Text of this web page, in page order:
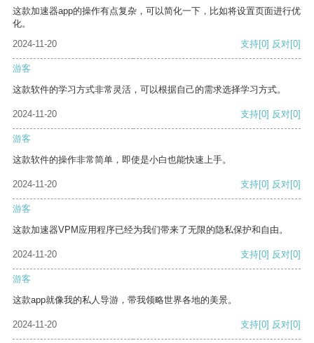
这款加速器app的操作有点复杂，可以简化一下，比如将设置页面进行优
化。
2024-11-20
支持[0] 反对[0]
游客
这款软件的学习方式非常灵活，可以根据自己的需求选择学习方式。
2024-11-20 支持[0] 反对[0]
游客
这款软件的操作非常简单，即使是小白也能快速上手。
2024-11-20 支持[0] 反对[0]
游客
这款加速器VPM应用程序已经为我们带来了无限的隐私保护和自由。
2024-11-20 支持[0] 反对[0]
游客
这款app就像我的私人导游，带我领略世界各地的美景。
2024-11-20 支持[0] 反对[0]